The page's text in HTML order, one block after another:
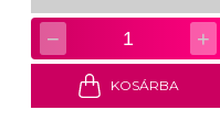
− 1 +
KOSÁRBA